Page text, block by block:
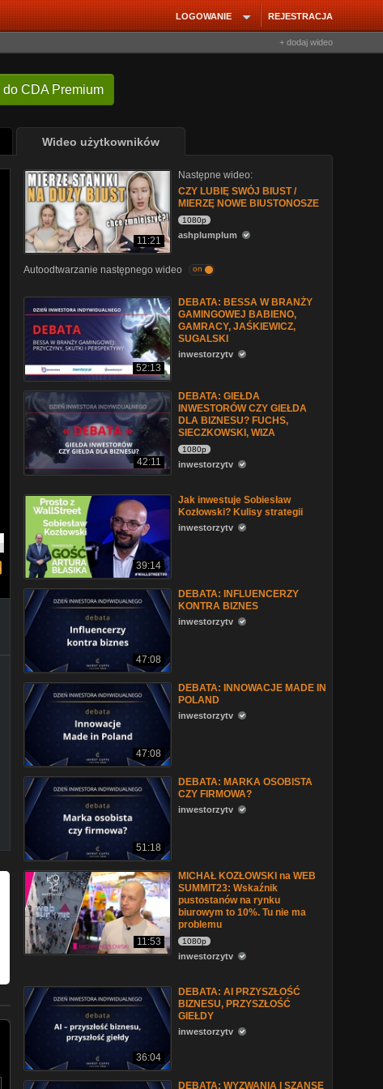
REJESTRACJA
LOGOWANIE
+ dodaj wideo
do CDA Premium
Wideo użytkowników
11:21
Następne wideo:
CZY LUBIĘ SWÓJ BIUST /
MIERZĘ NOWE BIUSTONOSZE
1080p
ashplumplum
Autoodtwarzanie następnego wideo on
52:13
DEBATA: BESSA W BRANŻY
GAMINGOWEJ BABIENO,
GAMRACY, JAŚKIEWICZ,
SUGALSKI
inwestorzytv
42:11
DEBATA: GIEŁDA
INWESTORÓW CZY GIEŁDA
DLA BIZNESU? FUCHS,
SIECZKOWSKI, WIZA
1080p
inwestorzytv
39:14
Jak inwestuje Sobiesław
Kozłowski? Kulisy strategii
inwestorzytv
47:08
DEBATA: INFLUENCERZY
KONTRA BIZNES
inwestorzytv
47:08
DEBATA: INNOWACJE MADE IN
POLAND
inwestorzytv
51:18
DEBATA: MARKA OSOBISTA
CZY FIRMOWA?
inwestorzytv
11:53
MICHAŁ KOZŁOWSKI na WEB
SUMMIT23: Wskaźnik
pustostanów na rynku
biurowym to 10%. Tu nie ma
problemu
1080p
inwestorzytv
36:04
DEBATA: AI PRZYSZŁOŚĆ
BIZNESU, PRZYSZŁOŚĆ
GIEŁDY
inwestorzytv
DEBATA: WYZWANIA I SZANSE